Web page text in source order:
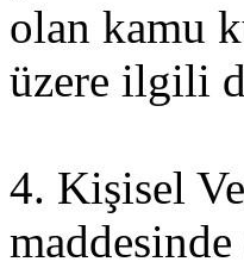
olan kamu
üzere ilgili
4. Kişisel
maddesinde